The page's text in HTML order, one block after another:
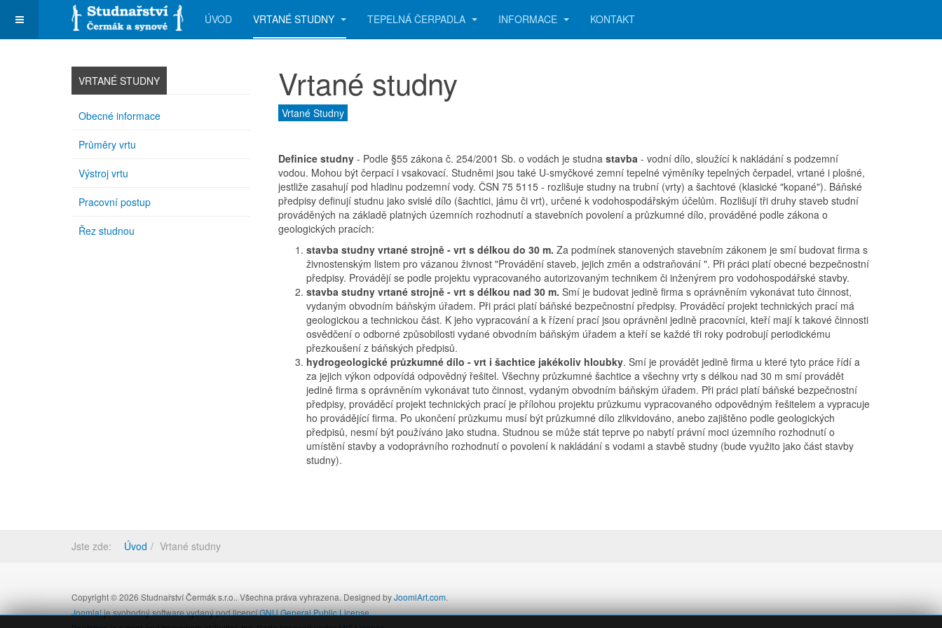
ÚVOD VRTANÉ STUDNY TEPELNÁ ČERPADLA INFORMACE KONTAKT
Vrtané studny
Vrtané Studny
Definice studny - Podle §55 zákona č. 254/2001 Sb. o vodách je studna stavba - vodní dílo, sloužící k nakládání s podzemní
vodou. Mohou být čerpací i vsakovací. Studněmi jsou také U-smyčkové zemní tepelné výměníky tepelných čerpadel, vrtané i plošné,
jestliže zasahují pod hladinu podzemní vody. ČSN 75 5115 - rozlišuje studny na trubní (vrty) a šachtové (klasické "kopané"). Báňské
předpisy definují studnu jako svislé dílo (šachtici, jámu či vrt), určené k vodohospodářským účelům. Rozlišují tři druhy staveb studní
prováděných na základě platných územních rozhodnutí a stavebních povolení a průzkumné dílo, prováděné podle zákona o
geologických pracích:
stavba studny vrtané strojně - vrt s délkou do 30 m. Za podmínek stanovených stavebním zákonem je smí budovat firma s
živnostenským listem pro vázanou živnost "Provádění staveb, jejich změn a odstraňování ". Při práci platí obecné bezpečnostní
předpisy. Provádějí se podle projektu vypracovaného autorizovaným technikem či inženýrem pro vodohospodářské stavby.
stavba studny vrtané strojně - vrt s délkou nad 30 m. Smí je budovat jedině firma s oprávněním vykonávat tuto činnost,
vydaným obvodním báňským úřadem. Při práci platí báňské bezpečnostní předpisy. Prováděcí projekt technických prací má
geologickou a technickou část. K jeho vypracování a k řízení prací jsou oprávněni jedině pracovníci, kteří mají k takové činnosti
osvědčení o odborné způsobilosti vydané obvodním báňským úřadem a kteří se každé tři roky podrobují periodickému
přezkoušení z báňských předpisů.
hydrogeologické průzkumné dílo - vrt i šachtice jakékoliv hloubky. Smí je provádět jedině firma u které tyto práce řídí a
za jejich výkon odpovídá odpovědný řešitel. Všechny průzkumné šachtice a všechny vrty s délkou nad 30 m smí provádět
jedině firma s oprávněním vykonávat tuto činnost, vydaným obvodním báňským úřadem. Při práci platí báňské bezpečnostní
předpisy, prováděcí projekt technických prací je přílohou projektu průzkumu vypracovaného odpovědným řešitelem a vypracuje
ho provádějící firma. Po ukončení průzkumu musí být průzkumné dílo zlikvidováno, anebo zajištěno podle geologických
předpisů, nesmí být používáno jako studna. Studnou se může stát teprve po nabytí právní moci územního rozhodnutí o
umístění stavby a vodoprávního rozhodnutí o povolení k nakládání s vodami a stavbě studny (bude využito jako část stavby
studny).
VRTANÉ STUDNY
Obecné informace
Průměry vrtu
Výstroj vrtu
Pracovní postup
Řez studnou
Jste zde: Úvod Vrtané studny
Copyright © 2026 Studnařství Čermák s.r.o.. Všechna práva vyhrazena. Designed byJoomlArt.com.
Joomla!je svobodný software vydaný pod licencíGNU General Public License.